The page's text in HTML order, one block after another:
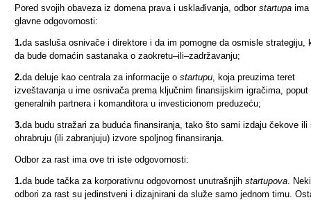
Pored svojih obaveza iz domena prava i usklađivanja, odbor startupa ima
glavne odgovornosti:
1.da sasluša osnivače i direktore i da im pomogne da osmisle strategiju,
da bude domaćin sastanaka o zaokretu–ili–zadržavanju;
2.da deluje kao centrala za informacije o startupu, koja preuzima teret
izveštavanja u ime osnivača prema ključnim finansijskim igračima, poput
generalnih partnera i komanditora u investicionom preduzeću;
3.da budu stražari za buduća finansiranja, tako što sami izdaju čekove ili
ohrabruju (ili zabranjuju) izvore spoljnog finansiranja.
Odbor za rast ima ove tri iste odgovornosti:
1.da bude tačka za korporativnu odgovornost unutrašnjih startupova. Neki
odbori za rast su jedinstveni i dizajnirani da služe samo jednom timu.